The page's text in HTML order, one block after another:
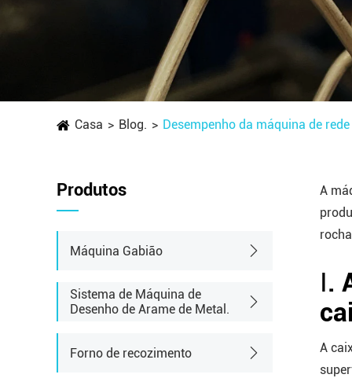
Casa Blog. Desempenho da máquina de
Produtos
Máquina Gabião
Sistema de Máquina de
Desenho de Arame de Metal.
Forno de recozimento
A
Ⅰ.
A